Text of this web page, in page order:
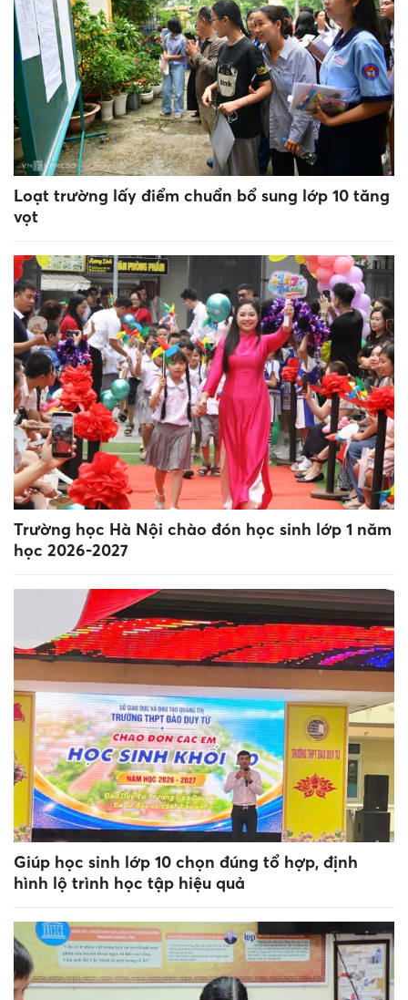
Loạt trường lấy điểm chuẩn bổ sung lớp 10 tăng
vọt
Trường học Hà Nội chào đón học sinh lớp 1 năm
học 2026-2027
Giúp học sinh lớp 10 chọn đúng tổ hợp, định
hình lộ trình học tập hiệu quả